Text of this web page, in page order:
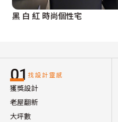
黑 白 紅 時尚個性宅
01 找設計靈感
獲獎設計
老屋翻新
大坪數